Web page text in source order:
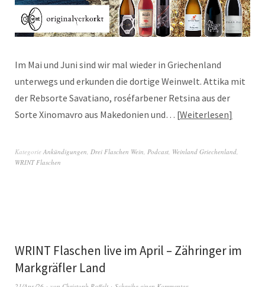
Im Mai und Juni sind wir mal wieder in Griechenland
unterwegs und erkunden die dortige Weinwelt. Attika mit
der Rebsorte Savatiano, roséfarbener Retsina aus der
Sorte Xinomavro aus Makedonien und… Weiterlesen
Kategorie Ankündigungen, Drei Flaschen Wein, Podcast, Weinland Griechenland,
WRINT Flaschen
WRINT Flaschen live im April – Zähringer im
Markgräfler Land